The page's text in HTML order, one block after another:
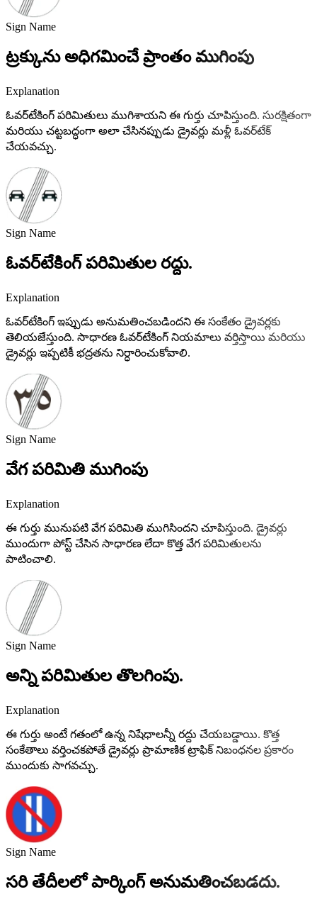
Sign Name
ట్రక్కును అధిగమించే ప్రాంతం ముగింపు
Explanation
ఓవర్‌టేకింగ్ పరిమితులు ముగిశాయని ఈ గుర్తు చూపిస్తుంది. సురక్షితంగా
మరియు చట్టబద్ధంగా అలా చేసినప్పుడు డ్రైవర్లు మళ్లీ ఓవర్‌టేక్
చేయవచ్చు.
Sign Name
ఓవర్‌టేకింగ్ పరిమితుల రద్దు.
Explanation
ఓవర్‌టేకింగ్ ఇప్పుడు అనుమతించబడిందని ఈ సంకేతం డ్రైవర్లకు
తెలియజేస్తుంది. సాధారణ ఓవర్‌టేకింగ్ నియమాలు వర్తిస్తాయి మరియు
డ్రైవర్లు ఇప్పటికీ భద్రతను నిర్ధారించుకోవాలి.
Sign Name
వేగ పరిమితి ముగింపు
Explanation
ఈ గుర్తు మునుపటి వేగ పరిమితి ముగిసిందని చూపిస్తుంది. డ్రైవర్లు
ముందుగా పోస్ట్ చేసిన సాధారణ లేదా కొత్త వేగ పరిమితులను
పాటించాలి.
Sign Name
అన్ని పరిమితుల తొలగింపు.
Explanation
ఈ గుర్తు అంటే గతంలో ఉన్న నిషేధాలన్నీ రద్దు చేయబడ్డాయి. కొత్త
సంకేతాలు వర్తించకపోతే డ్రైవర్లు ప్రామాణిక ట్రాఫిక్ నిబంధనల ప్రకారం
ముందుకు సాగవచ్చు.
Sign Name
సరి తేదీలలో పార్కింగ్ అనుమతించబడదు.